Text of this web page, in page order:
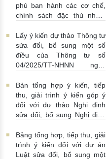
phủ ban hành các cơ chế,
chính sách đặc thù nhằm
pháp luật về phòng, chống
rửa tiền nhằm đáp ứng yêu
cầu cấp bách trong thực
hiện cam kết quốc tế về trao
về thuế
22/07/2026 |
14:54:00
Lấy ý kiến dự thảo Thông tư
sửa đổi, bổ sung một số
điều của Thông tư số
04/2025/TT-NHNN ngày
định thời hạn lưu trữ hồ sơ,
tài liệu ngành Ngân hàng
16/07/2026 | 10:00:00
Bản tổng hợp ý kiến, tiếp
thu, giải trình ý kiến góp ý
đối với dự thảo Nghị định
sửa đổi, bổ sung Nghị định
13/07/2026 | 16:00:00
Bảng tổng hợp, tiếp thu, giải
trình ý kiến đối với dự án
Luật sửa đổi, bổ sung một